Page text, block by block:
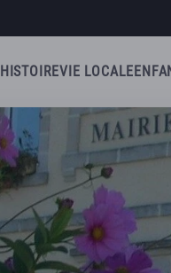
HISTOIREVIE LOCALE